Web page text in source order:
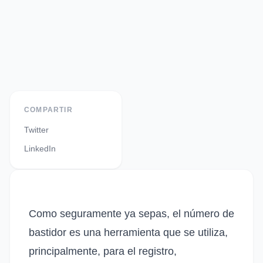
COMPARTIR
Twitter
LinkedIn
Como seguramente ya sepas, el número de
bastidor es una herramienta que se utiliza,
principalmente, para el registro,